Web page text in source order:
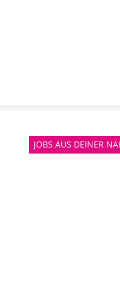
JOBS AUS DEINER